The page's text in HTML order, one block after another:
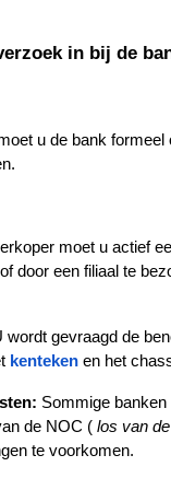
in bij de
u de bank
moet u actief
door een filiaal te
wordt gevraagd de
kenteken en het
Sommige
de NOC ( los van
te voorkomen.